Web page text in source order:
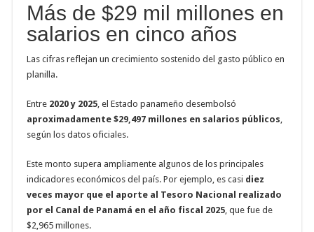
Más de $29 mil millones en
salarios en cinco años
Las cifras reflejan un crecimiento sostenido del gasto público en
planilla.
Entre 2020 y 2025 , el Estado panameño desembolsó
aproximadamente $29,497 millones en salarios públicos
según los datos oficiales.
Este monto supera ampliamente algunos de los principales
indicadores económicos del país. Por ejemplo, es casi diez
veces mayor que el aporte al Tesoro Nacional realizado
por el Canal de Panamá en el año fiscal 2025 , que fue de
$2,965 millones.